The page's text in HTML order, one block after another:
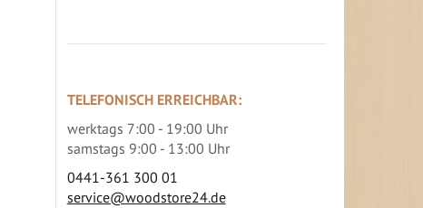
TELEFONISCH ERREICHBAR:
werktags 7:00 - 19:00 Uhr
samstags 9:00 - 13:00 Uhr
0441-361 300 01
service@woodstore24.de